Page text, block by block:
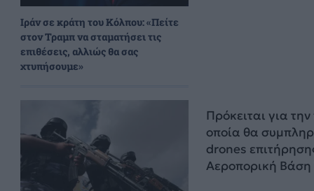
Ιράν σε κράτη του Κόλπου: «Πείτε
στον Τραμπ να σταματήσει τις
επιθέσεις, αλλιώς θα σας
χτυπήσουμε»
Πρόκειται για
οποία θα
drones
Αεροπορική Βάση